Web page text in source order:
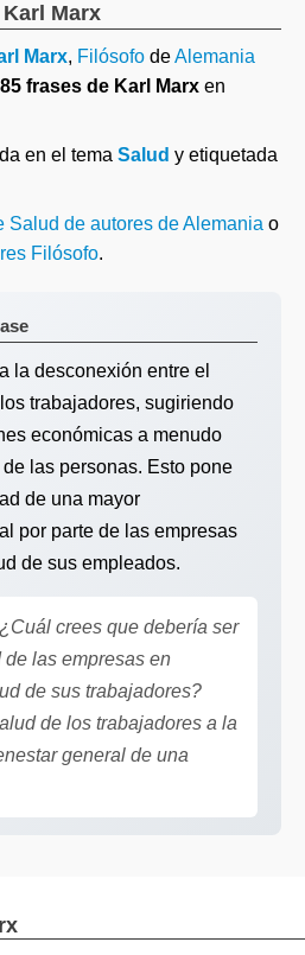
Marx
Marx, Filósofo deAlemania
85 frases de Karl Marx en
en el tema Salud y etiquetada
Salud de autores de Alemania o
Filósofo.
la desconexión entre el
trabajadores, sugiriendo
económicas a menudo
las personas. Esto pone
de una mayor
por parte de las empresas
de sus empleados.
¿Cuál crees que debería ser
las empresas en
de sus trabajadores?
de los trabajadores a la
general de una